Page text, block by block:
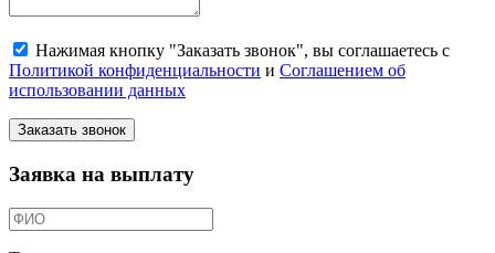
Нажимая кнопку "Заказать звонок", вы соглашаетесь с
Политикой конфиденциальности и Соглашением об
использовании данных
Заказать звонок
Заявка на выплату